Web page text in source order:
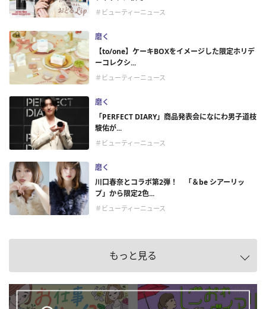
＃ビューティーニュース
磨く
【to/one】ケーキBOXをイメージした限定ホリデ
ーコレクシ...
＃ビューティーニュース
磨く
「PERFECT DIARY」商品発表会になにわ男子道枝
駿佑が...
＃ビューティーニュース
磨く
川口春奈とコラボ第2弾！ 「＆be シアーリッ
プ」から限定2色...
＃ビューティーニュース
もっと見る